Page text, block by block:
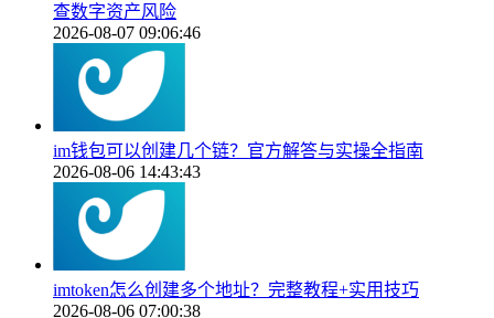
查数字资产风险
2026-08-07 09:06:46
im钱包可以创建几个链？官方解答与实操全指南
2026-08-06 14:43:43
imtoken怎么创建多个地址？完整教程+实用技巧
2026-08-06 07:00:38